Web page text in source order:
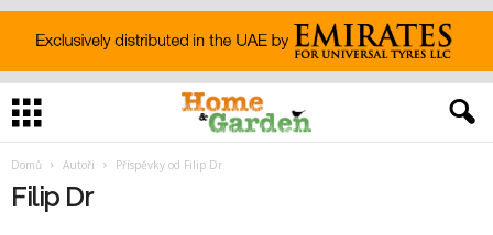
Domů Autoři Příspěvky od Filip Dr
Filip Dr